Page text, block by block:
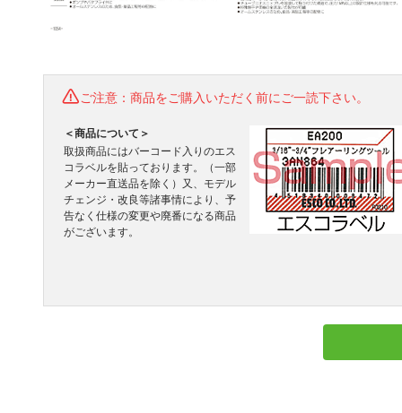
ご注意：商品をご購入いただく前にご一読下さい。
＜商品について＞
取扱商品にはバーコード入りのエス
コラベルを貼っております。（一部
メーカー直送品を除く）又、モデル
チェンジ・改良等諸事情により、予
告なく仕様の変更や廃番になる商品
がございます。